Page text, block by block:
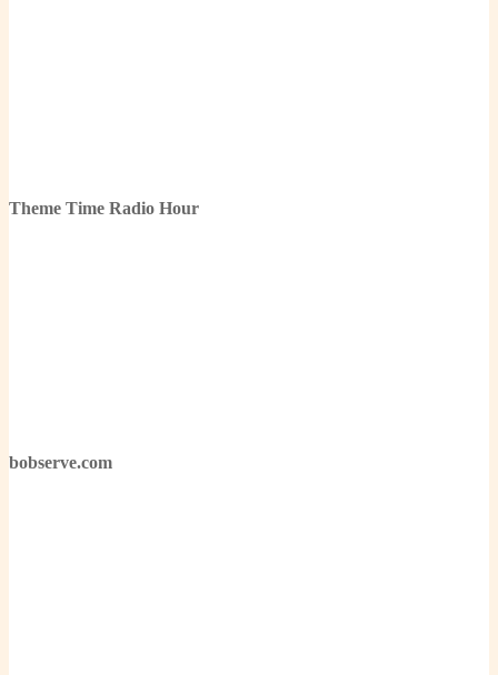
Theme Time Radio Hour
bobserve.com